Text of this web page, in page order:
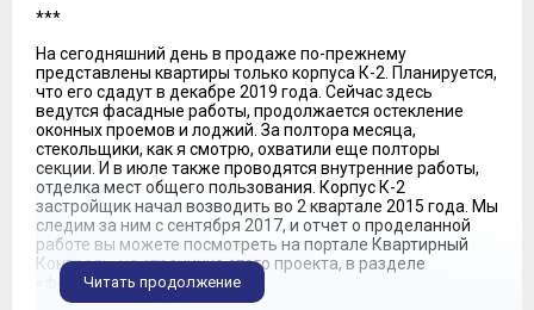
***
На сегодняшний день в продаже по-прежнему
представлены квартиры только корпуса К-2. Планируется,
что его сдадут в декабре 2019 года. Сейчас здесь
ведутся фасадные работы, продолжается остекление
оконных проемов и лоджий. За полтора месяца,
стекольщики, как я смотрю, охватили еще полторы
секции. И в июле также проводятся внутренние работы,
отделка мест общего пользования. Корпус К-2
застройщик начал возводить во 2 квартале 2015 года. Мы
следим за ним с сентября 2017, и отчет о проделанной
работе вы можете посмотреть на портале Квартирный
Контроль, на страничке этого проекта, в разделе
«фотоконтроль».
Читать продолжение